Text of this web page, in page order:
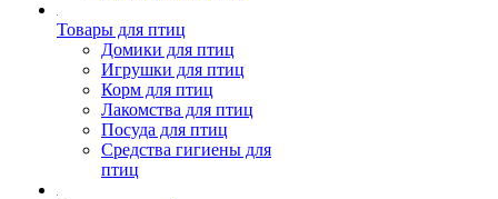
Товары для птиц
Домики для птиц
Игрушки для птиц
Корм для птиц
Лакомства для птиц
Посуда для птиц
Средства гигиены для
птиц